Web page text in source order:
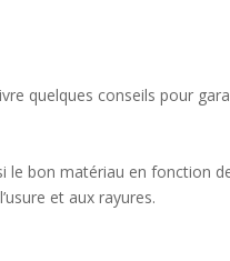
quelques conseils pour
bon matériau en fonction
et aux rayures.